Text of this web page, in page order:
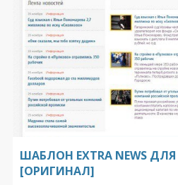
ШАБЛОН EXTRA NEWS ДЛЯ
[ОРИГИНАЛ]